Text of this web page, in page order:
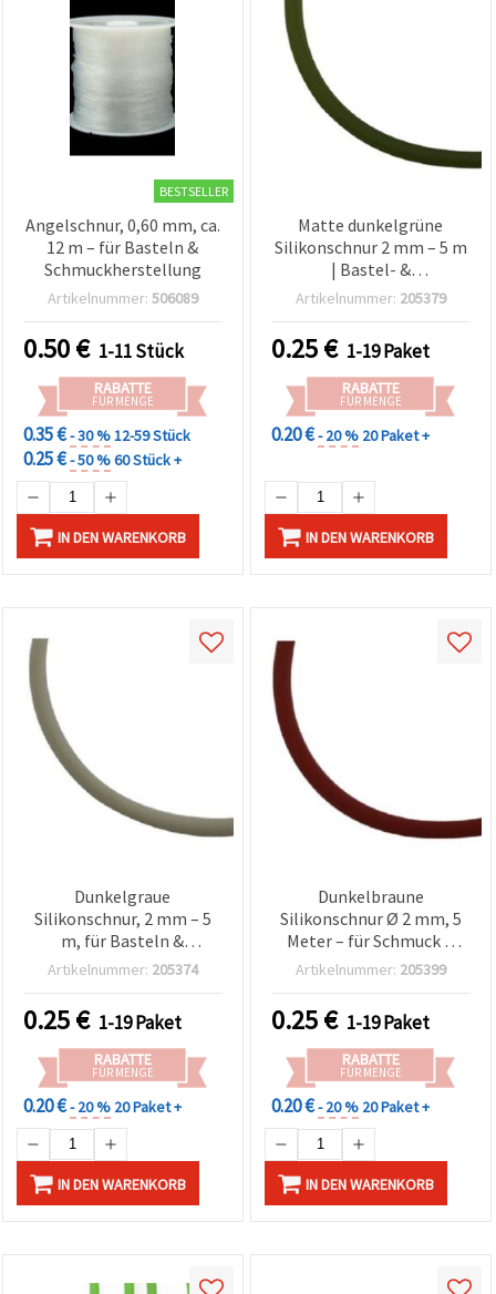
BESTSELLER
Angelschnur, 0,60 mm, ca.
12 m – für Basteln &
Schmuckherstellung
Artikelnummer: 506089
0.50€ 1-11 Stück
RABATTE
FÜR MENGE
0.35 €- 30 %12-59 Stück
0.25 €- 50 %60 Stück +
IN DEN WARENKORB
Matte dunkelgrüne
Silikonschnur 2 mm – 5 m
| Bastel- &
Schmuckkordel
Artikelnummer: 205379
0.25€ 1-19 Paket
RABATTE
FÜR MENGE
0.20 €- 20 % 20 Paket +
IN DEN WARENKORB
Dunkelgraue
Silikonschnur, 2 mm – 5
m, für Basteln &
Schmuckherstellung
Artikelnummer: 205374
0.25€ 1-19 Paket
RABATTE
FÜR MENGE
0.20 €- 20 % 20 Paket +
IN DEN WARENKORB
Dunkelbraune
Silikonschnur Ø 2 mm, 5
Meter – für Schmuck &
Basteln
Artikelnummer: 205399
0.25€ 1-19 Paket
RABATTE
FÜR MENGE
0.20 €- 20 % 20 Paket +
IN DEN WARENKORB